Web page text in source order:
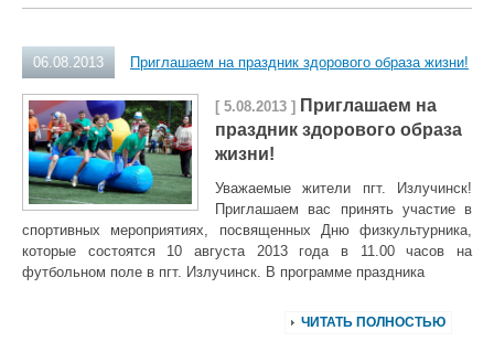
06.08.2013 Приглашаем на праздник здорового образа жизни!
[ 5.08.2013 ] Приглашаем на
праздник здорового образа
жизни!
Уважаемые жители пгт. Излучинск!
Приглашаем вас принять участие в
спортивных мероприятиях, посвященных Дню физкультурника,
которые состоятся 10 августа 2013 года в 11.00 часов на
футбольном поле в пгт. Излучинск. В программе праздника
ЧИТАТЬ ПОЛНОСТЬЮ